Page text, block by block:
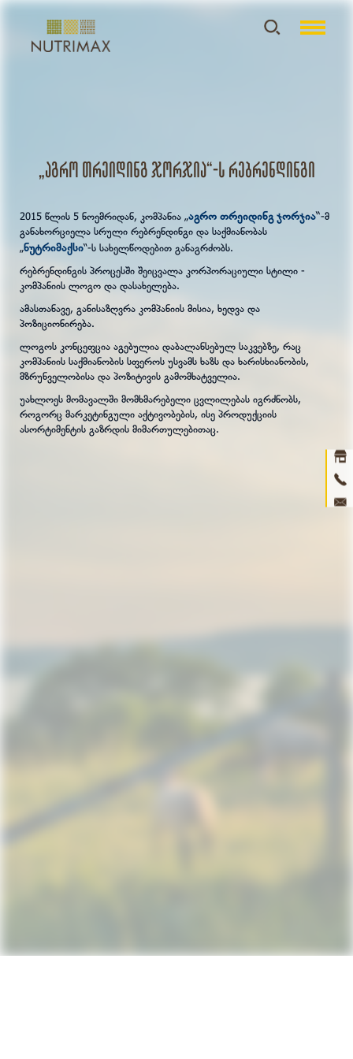
„აგრო თრეიდინგ ჯორჯია“-ს რებრენდინგი
2015 წლის 5 ნოემრიდან, კომპანია „აგრო თრეიდინგ ჯორჯია“-მ
განახორციელა სრული რებრენდინგი და საქმიანობას
„ნუტრიმაქსი“-ს სახელწოდებით განაგრძობს.
რებრენდინგის პროცესში შეიცვალა კორპორაციული სტილი -
კომპანიის ლოგო და დასახელება.
ამასთანავე, განისაზღვრა კომპანიის მისია, ხედვა და
პოზიციონირება.
ლოგოს კონცეფცია აგებულია დაბალანსებულ საკვებზე, რაც
კომპანიის საქმიანობის სფეროს უსვამს ხაზს და ხარისხიანობის,
მზრუნველობისა და პოზიტივის გამომხატველია.
უახლოეს მომავალში მომხმარებელი ცვლილებას იგრძნობს,
როგორც მარკეტინგული აქტივობების, ისე პროდუქციის
ასორტიმენტის გაზრდის მიმართულებითაც.